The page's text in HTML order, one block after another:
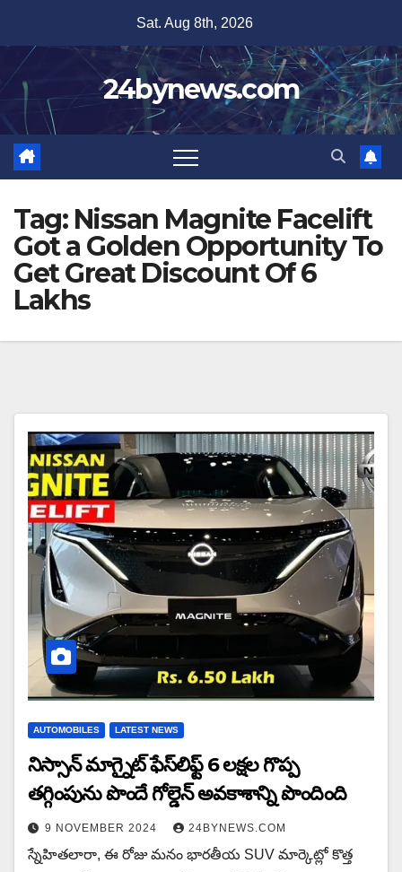
content
Sat. Aug 8th, 2026
24bynews.com
Tag: Nissan Magnite Facelift
Got a Golden Opportunity To
Get Great Discount Of 6
Lakhs
AUTOMOBILES LATEST NEWS
నిస్సాన్ మాగ్నైట్ ఫేస్‌లిఫ్ట్ 6 లక్షల గొప్ప
తగ్గింపును పొందే గోల్డెన్ అవకాశాన్ని పొందింది
9 NOVEMBER 2024 24BYNEWS.COM
స్నేహితలారా, ఈ రోజు మనం భారతీయ SUV మార్కెట్లో కొత్త